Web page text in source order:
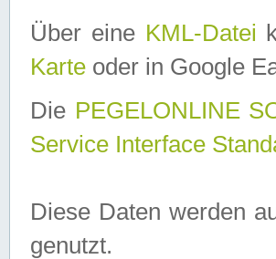
Über eine KML-Datei
Karte oder in Google
Die PEGELONLINE
Service Interface
Diese Daten werden
genutzt.